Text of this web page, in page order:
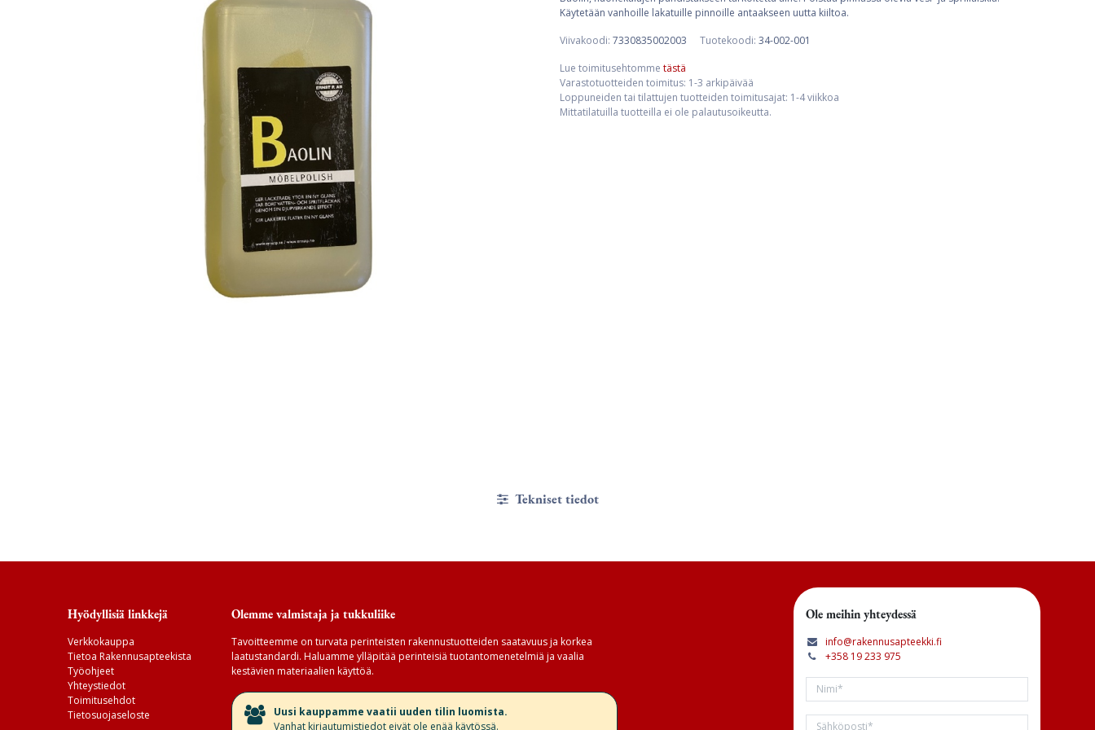
Käytetään vanhoille lakatuille pinnoille antaakseen uutta kiiltoa.
Viivakoodi: 7330835002003 Tuotekoodi: 34-002-001
Lue toimitusehtomme tästä
Varastotuotteiden toimitus: 1-3 arkipäivää
Loppuneiden tai tilattujen tuotteiden toimitusajat: 1-4 viikkoa
Mittatilatuilla tuotteilla ei ole palautusoikeutta.
Tekniset tiedot
Hyödyllisiä linkkejä
Verkkokauppa
Tietoa Rakennusapteekista
Työohjeet
Yhteystiedot
Toimitusehdot
Tietosuojaseloste
Olemme valmistaja ja tukkuliike
Tavoitteemme on turvata perinteisten rakennustuotteiden saatavuus ja korkea
laatustandardi. Haluamme ylläpitää perinteisiä tuotantomenetelmiä ja vaalia
kestävien materiaalien käyttöä.
​Uusi kauppamme vaatii uuden tilin luomista.
Vanhat kirjautumistiedot eivät ole enää käytössä.
Ole meihin yhteydessä
info@rakennusapteekki.fi
+358 19 233 975